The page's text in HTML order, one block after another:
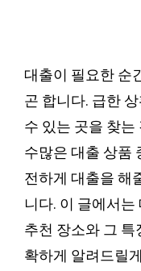
대출이 필요한 순
곤 합니다. 급한
수 있는 곳을 찾
수많은 대출 상품
전하게 대출을 해
니다. 이 글에서
추천 장소와 그
확하게 알려드릴